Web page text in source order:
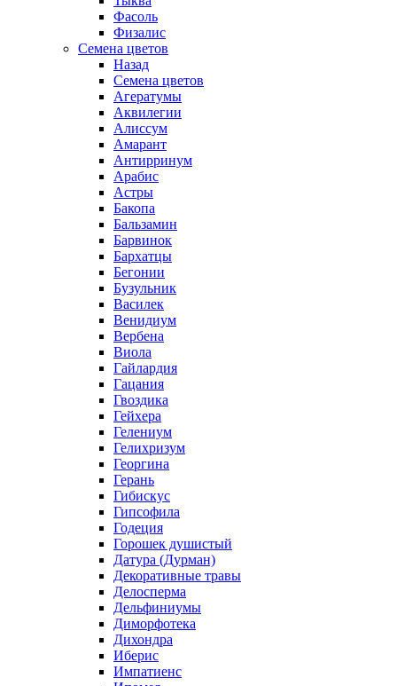
Фасоль
Физалис
Семена цветов
Назад
Семена цветов
Агератумы
Аквилегии
Алиссум
Амарант
Антирринум
Арабис
Астры
Бакопа
Бальзамин
Барвинок
Бархатцы
Бегонии
Бузульник
Василек
Венидиум
Вербена
Виола
Гайлардия
Гацания
Гвоздика
Гейхера
Гелениум
Гелихризум
Георгина
Герань
Гибискус
Гипсофила
Годеция
Горошек душистый
Датура (Дурман)
Декоративные травы
Делосперма
Дельфиниумы
Диморфотека
Дихондра
Иберис
Импатиенс